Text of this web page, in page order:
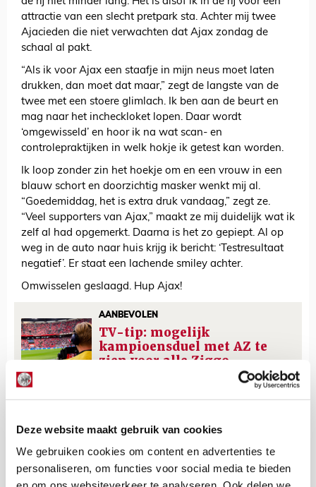
Deze website maakt gebruik van cookies
We gebruiken cookies om content en advertenties te
personaliseren, om functies voor social media te bieden
attractie van een slecht pretpark sta. Achter mij twee
Ajacieden die niet verwachten dat Ajax zondag de
schaal al pakt.
“Als ik voor Ajax een staafje in mijn neus moet laten
drukken, dan moet dat maar,” zegt de langste van de
twee met een stoere glimlach. Ik ben aan de beurt en
mag naar het incheckloket lopen. Daar wordt
‘omgewisseld’ en hoor ik na wat scan- en
controlepraktijken in welk hokje ik getest kan worden.
Ik loop zonder zin het hoekje om en een vrouw in een
blauw schort en doorzichtig masker wenkt mij al.
“Goedemiddag, het is extra druk vandaag,” zegt ze.
“Veel supporters van Ajax,” maakt ze mij duidelijk wat ik
zelf al had opgemerkt. Daarna is het zo gepiept. Al op
weg in de auto naar huis krijg ik bericht: ‘Testresultaat
negatief’. Er staat een lachende smiley achter.
Omwisselen geslaagd. Hup Ajax!
AANBEVOLEN
TV-tip: mogelijk
kampioensduel met AZ te
zien voor alle Ziggo-